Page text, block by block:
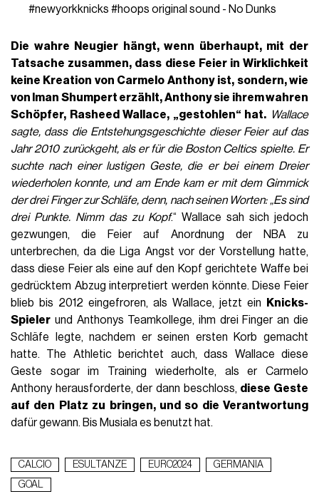
#newyorkknicks #hoops original sound - No Dunks
Die wahre Neugier hängt, wenn überhaupt, mit der
Tatsache zusammen, dass diese Feier in Wirklichkeit
keine Kreation von Carmelo Anthony ist, sondern, wie
von Iman Shumpert erzählt, Anthony sie ihrem wahren
Schöpfer, Rasheed Wallace, „gestohlen“ hat.
Wallace
sagte, dass die Entstehungsgeschichte dieser Feier auf das
Jahr 2010 zurückgeht, als er für die Boston Celtics spielte. Er
suchte nach einer lustigen Geste, die er bei einem Dreier
wiederholen konnte, und am Ende kam er mit dem Gimmick
der drei Finger zur Schläfe, denn, nach seinen Worten: „Es sind
drei Punkte. Nimm das zu Kopf.“ Wallace sah sich jedoch
gezwungen, die Feier auf Anordnung der NBA zu
unterbrechen, da die Liga Angst vor der Vorstellung hatte,
dass diese Feier als eine auf den Kopf gerichtete Waffe bei
gedrücktem Abzug interpretiert werden könnte. Diese Feier
blieb bis 2012 eingefroren, als Wallace, jetzt ein
Knicks-
Spieler und Anthonys Teamkollege, ihm drei Finger an die
Schläfe legte, nachdem er seinen ersten Korb gemacht
hatte. The Athletic berichtet auch, dass Wallace diese
Geste sogar im Training wiederholte, als er Carmelo
Anthony herausforderte, der dann beschloss, diese Geste
auf den Platz zu bringen, und so die Verantwortung
dafür gewann. Bis Musiala es benutzt hat.
CALCIO ESULTANZE EURO2024
GERMANIA
GOAL